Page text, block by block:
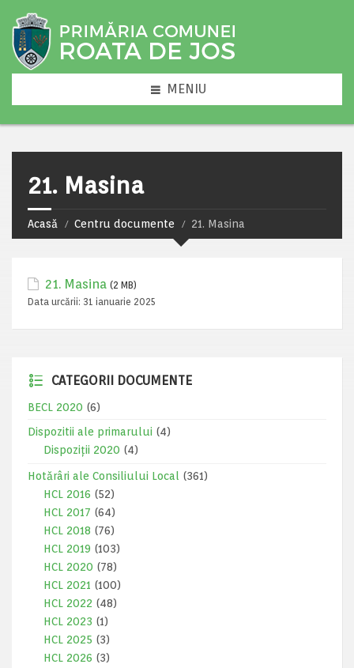
MENIU
21. Masina
Acasă Centru documente 21. Masina
21. Masina (2 MB)
Data urcării: 31 ianuarie 2025
CATEGORII DOCUMENTE
BECL 2020 (6)
Dispozitii ale primarului (4)
Dispoziții 2020 (4)
Hotărâri ale Consiliului Local
(361)
HCL 2016 (52)
HCL 2017 (64)
HCL 2018 (76)
HCL 2019 (103)
HCL 2020 (78)
HCL 2021 (100)
HCL 2022 (48)
HCL 2023 (1)
HCL 2025 (3)
HCL 2026 (3)